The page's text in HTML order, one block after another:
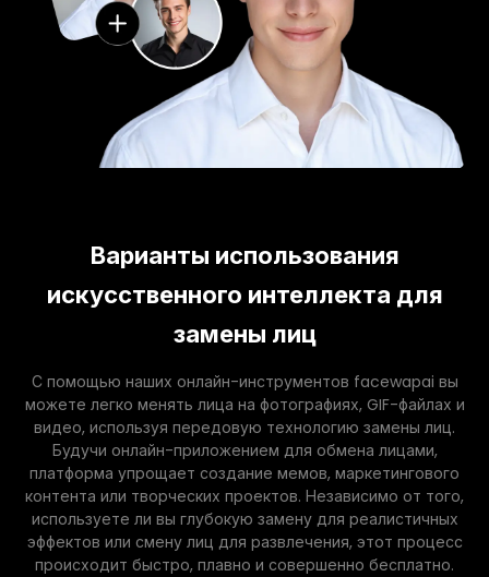
Варианты использования
искусственного интеллекта для
замены лиц
С помощью наших онлайн-инструментов facewapai вы
можете легко менять лица на фотографиях, GIF-файлах и
видео, используя передовую технологию замены лиц.
Будучи онлайн-приложением для обмена лицами,
платформа упрощает создание мемов, маркетингового
контента или творческих проектов. Независимо от того,
используете ли вы глубокую замену для реалистичных
эффектов или смену лиц для развлечения, этот процесс
происходит быстро, плавно и совершенно бесплатно.